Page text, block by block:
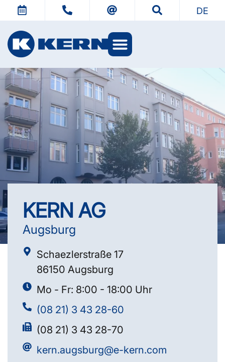
DE
KERN AG
Augsburg
Schaezlerstraße 17
86150 Augsburg
Mo - Fr: 8:00 - 18:00 Uhr
(08 21) 3 43 28-60
(08 21) 3 43 28-70
kern.augsburg@e-kern.com